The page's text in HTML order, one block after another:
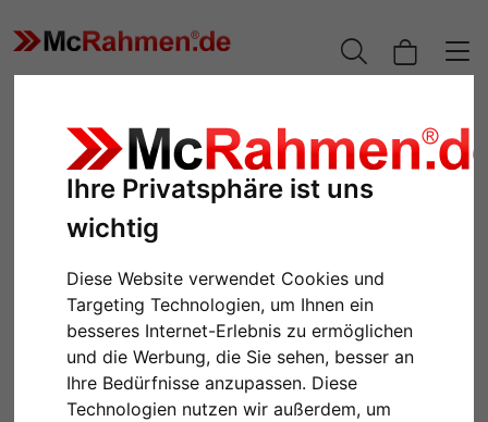
Ihre Privatsphäre ist uns
wichtig
Diese Website verwendet Cookies und
Targeting Technologien, um Ihnen ein
besseres Internet-Erlebnis zu ermöglichen
und die Werbung, die Sie sehen, besser an
Ihre Bedürfnisse anzupassen. Diese
Technologien nutzen wir außerdem, um
Zurück